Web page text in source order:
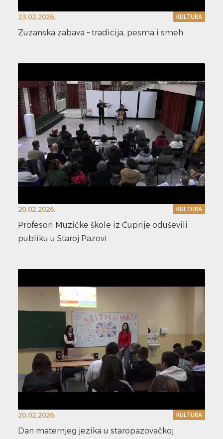
23.02.2026. KULTURA
Zuzanska zabava – tradicija, pesma i smeh
20.02.2026. KULTURA
Profesori Muzičke škole iz Ćuprije oduševili
publiku u Staroj Pazovi
20.02.2026. KULTURA
Dan maternjeg jezika u staropazovačkoj